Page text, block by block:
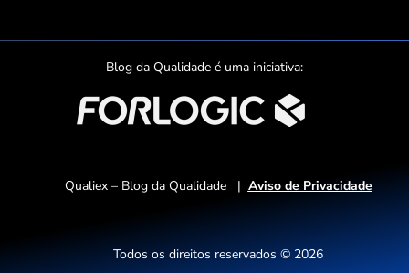
o
t
i
f
y
Blog da Qualidade é uma iniciativa:
Qualiex – Blog da Qualidade | Aviso de Privacidade
Todos os direitos reservados © 2026